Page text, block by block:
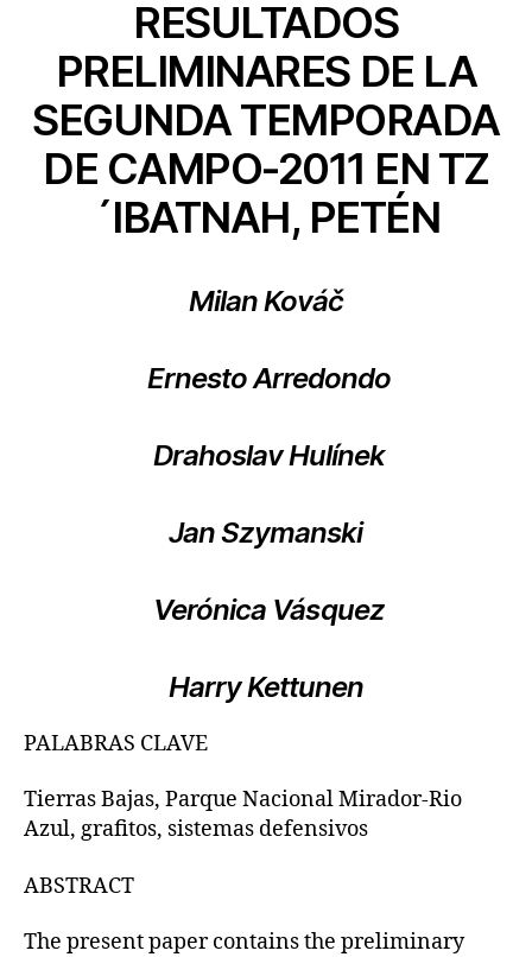
RESULTADOS
PRELIMINARES DE LA
SEGUNDA TEMPORADA
DE CAMPO-2011 EN TZ
´IBATNAH, PETÉN
Milan Kováč
Ernesto Arredondo
Drahoslav Hulínek
Jan Szymanski
Verónica Vásquez
Harry Kettunen
PALABRAS CLAVE
Tierras Bajas, Parque Nacional Mirador-Rio
Azul, grafitos, sistemas defensivos
ABSTRACT
The present paper contains the preliminary